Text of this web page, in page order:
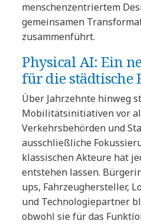
menschenzentriertem
gemeinsamen
zusammenführt.
Physical AI: Ein
für die städtische
Über Jahrzehnte hinweg
Mobilitätsinitiativen vor
Verkehrsbehörden und
ausschließliche
klassischen Akteure hat
entstehen lassen.
ups, Fahrzeughersteller,
und Technologiepartner
obwohl sie für das